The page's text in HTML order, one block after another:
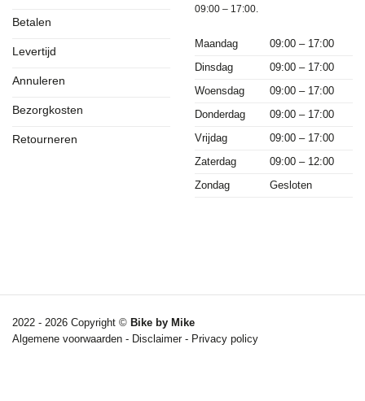
Betalen
Levertijd
Annuleren
Bezorgkosten
Retourneren
09:00 – 17:00.
Maandag
09:00 – 17:00
Dinsdag
09:00 – 17:00
Woensdag
09:00 – 17:00
Donderdag
09:00 – 17:00
Vrijdag
09:00 – 17:00
Zaterdag
09:00 – 12:00
Zondag
Gesloten
2022 - 2026 Copyright © Bike by Mike
Algemene voorwaarden - Disclaimer - Privacy policy